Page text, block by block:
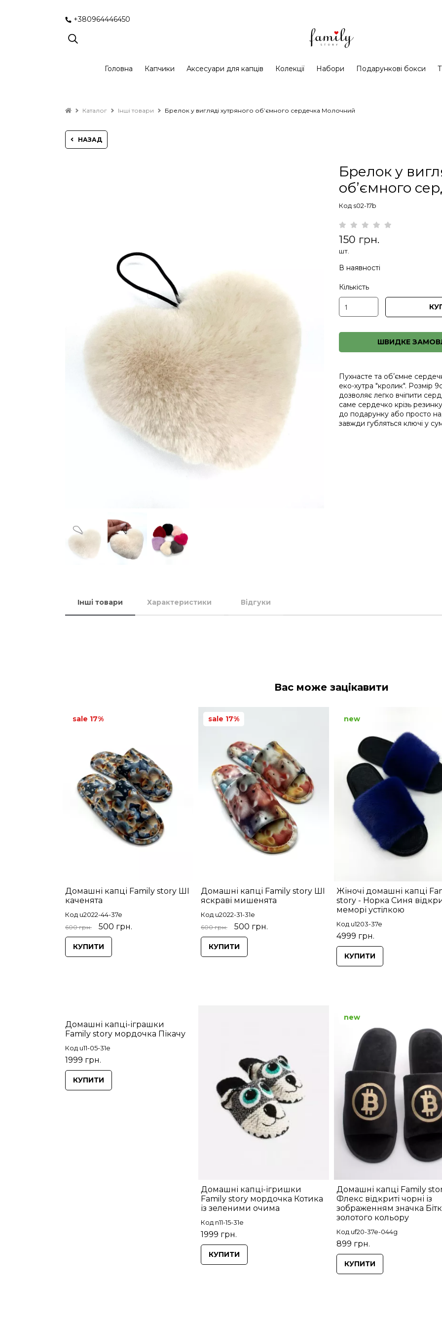
+380964446450
Головна Капчики Аксесуари для капців Колекції Набори Подарункові бокси
Каталог Інші товари Брелок у вигляді хутряного обʼємного сердечка Молочний
НАЗАД
Брелок у
обʼємного
Код s02-17b
150 грн.
шт.
В наявності
Кількість
ШВИДКЕ
Пухнасте та обʼємне
еко-хутра "кролик".
дозволяє легко вчіпити
саме сердечко крізь
до подарунку або просто
завжди губляться ключі у
Інші товари Характеристики Відгуки
Вас може зацікавити
Домашні капці Family story ШІ
каченята
Код u2022-44-37e
600 грн. 500 грн.
sale 17%
КУПИТИ
Домашні капці Family story ШІ
яскраві мишенята
Код u2022-31-31e
600 грн. 500 грн.
sale 17%
КУПИТИ
Жіночі домашні капці
story - Норка Синя
меморі устілкою
Код u1203-37e
4999 грн.
new
КУПИТИ
Домашні капці-іграшки
Family story мордочка Пікачу
Код u11-05-31e
1999 грн.
КУПИТИ
Домашні капці-ігришки
Family story мордочка Котика
із зеленими очима
Код n11-15-31e
1999 грн.
КУПИТИ
Домашні капці Family
Флекс відкриті чорні із
зображенням значка
золотого кольору
Код uf20-37e-044g
899 грн.
new
КУПИТИ